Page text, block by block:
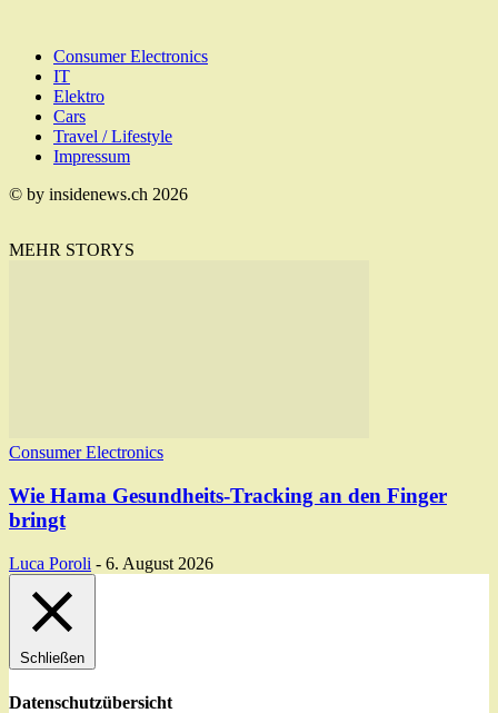
Consumer Electronics
IT
Elektro
Cars
Travel / Lifestyle
Impressum
© by insidenews.ch 2026
MEHR STORYS
Consumer Electronics
Wie Hama Gesundheits-Tracking an den Finger
bringt
Luca Poroli - 6. August 2026
Schließen
Datenschutzübersicht